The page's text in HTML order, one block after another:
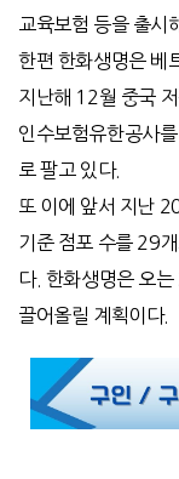
교육보험 등을 출시
한편 한화생명은 베
지난해 12월 중국
인수보험유한공사
로 팔고 있다.
또 이에 앞서 지난
기준 점포 수를 29
다. 한화생명은 오
끌어올릴 계획이다.